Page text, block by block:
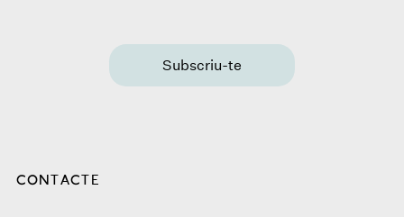
CONTACTE
Subscriu-te